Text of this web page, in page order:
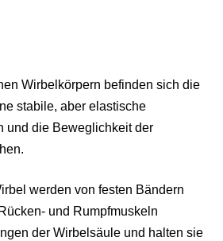
Wirbelkörpern befinden sich die
stabile, aber elastische
und die Beweglichkeit der
werden von festen Bändern
und Rumpfmuskeln
der Wirbelsäule und halten sie